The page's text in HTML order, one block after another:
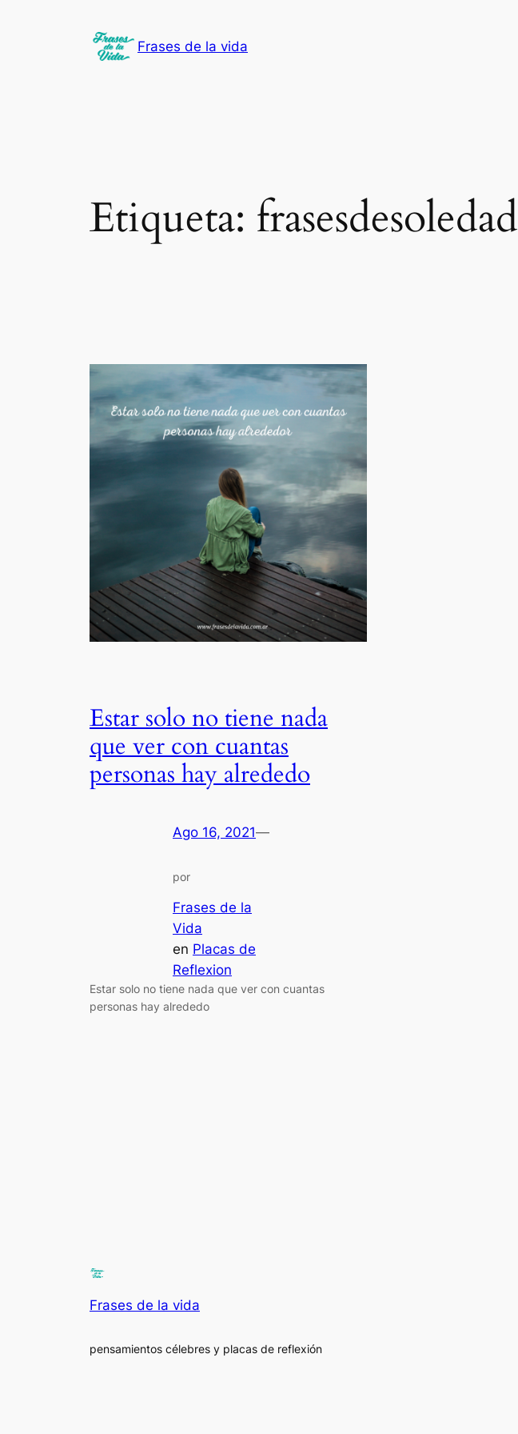
Frases de la vida
Etiqueta: frasesdesoledad
Estar solo no tiene nada
que ver con cuantas
personas hay alrededo
Ago 16, 2021—
por
Frases de la
Vida
en Placas de
Reflexion
Estar solo no tiene nada que ver con cuantas
personas hay alrededo
Frases de la vida
pensamientos célebres y placas de reflexión